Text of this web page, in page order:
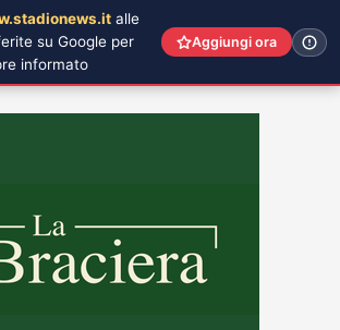
alle
su Google per
informato
Aggiungi ora